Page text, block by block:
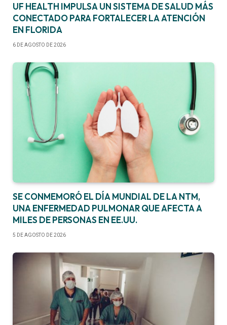
UF HEALTH IMPULSA UN SISTEMA DE SALUD MÁS
CONECTADO PARA FORTALECER LA ATENCIÓN
EN FLORIDA
6 DE AGOSTO DE 2026
SE CONMEMORÓ EL DÍA MUNDIAL DE LA NTM,
UNA ENFERMEDAD PULMONAR QUE AFECTA A
MILES DE PERSONAS EN EE.UU.
5 DE AGOSTO DE 2026